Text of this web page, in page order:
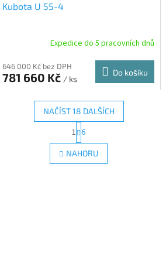
Kubota U 55-4
Expedice do 5 pracovních dnů
646 000 Kč bez DPH
781 660 Kč / ks
Do košíku
O
v
l
NAČÍST 18 DALŠÍCH
t
r
á
n
1 6
NAHORU